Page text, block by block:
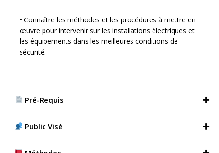
• Connaître les méthodes et les procédures à mettre en
œuvre pour intervenir sur les installations électriques et
les équipements dans les meilleures conditions de
sécurité.
Pré-Requis
Public Visé